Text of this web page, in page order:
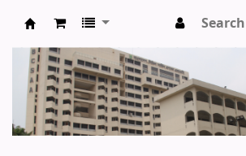
BCS Administration